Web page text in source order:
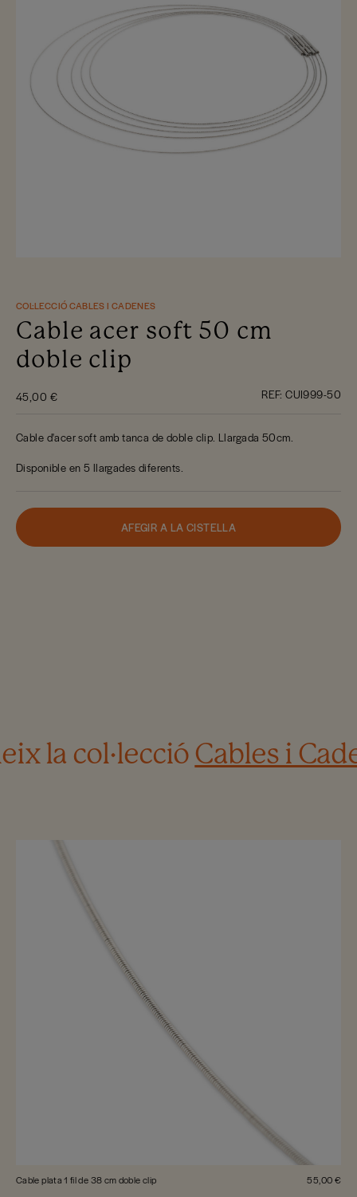
COL·LECCIÓ CABLES I CADENES
Cable acer soft 50 cm
doble clip
45,00 € REF: CUI999-50
Cable d'acer soft amb tanca de doble clip. Llargada 50cm.
Disponible en 5 llargades diferents.
AFEGIR A LA CISTELLA
la col·lecció Cables i
Cable plata 1 fil de 38 cm doble clip 55,00 €